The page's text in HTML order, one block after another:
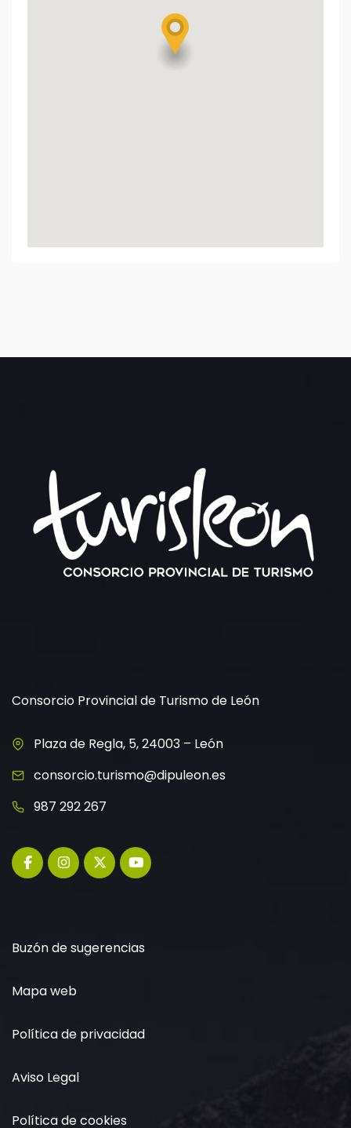
Consorcio Provincial de Turismo de León
Plaza de Regla, 5, 24003 – León
consorcio.turismo@dipuleon.es
987 292 267
Buzón de sugerencias
Mapa web
Política de privacidad
Aviso Legal
Política de cookies